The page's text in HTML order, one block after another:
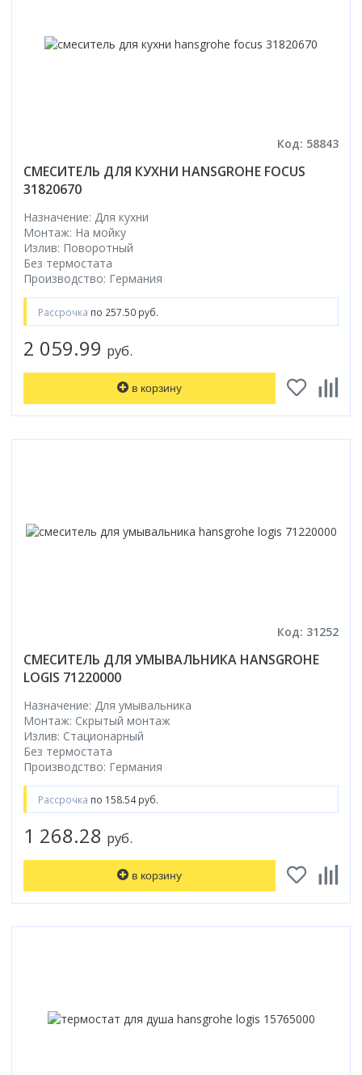
Код: 58843
СМЕСИТЕЛЬ ДЛЯ КУХНИ HANSGROHE FOCUS
31820670
Назначение: Для кухни
Монтаж: На мойку
Излив: Поворотный
Без термостата
Производство: Германия
Рассрочка по 257.50 руб.
2 059.99 руб.
в корзину
Код: 31252
СМЕСИТЕЛЬ ДЛЯ УМЫВАЛЬНИКА HANSGROHE
LOGIS 71220000
Назначение: Для умывальника
Монтаж: Скрытый монтаж
Излив: Стационарный
Без термостата
Производство: Германия
Рассрочка по 158.54 руб.
1 268.28 руб.
в корзину